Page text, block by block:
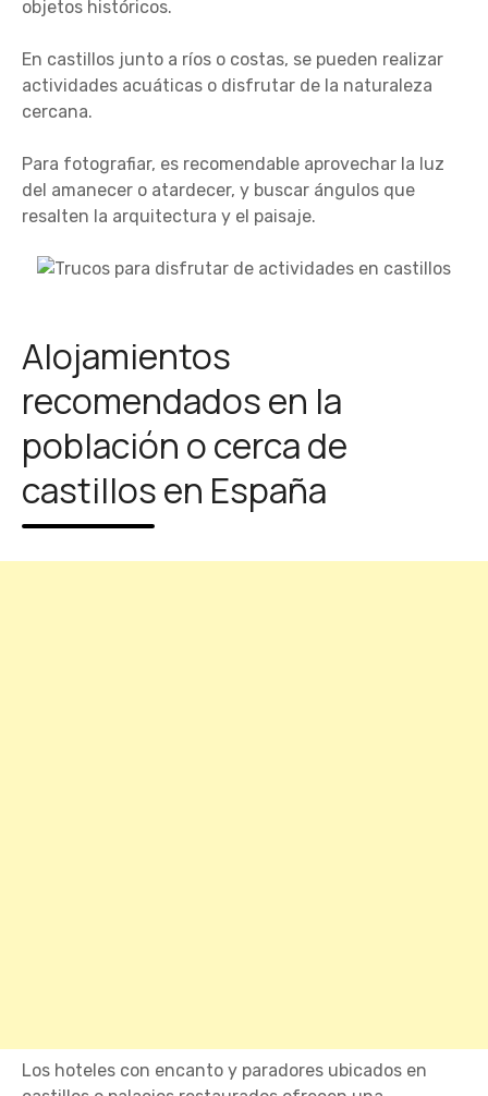
objetos históricos.
En castillos junto a ríos o costas, se pueden realizar
actividades acuáticas o disfrutar de la naturaleza
cercana.
Para fotografiar, es recomendable aprovechar la luz
del amanecer o atardecer, y buscar ángulos que
resalten la arquitectura y el paisaje.
Alojamientos
recomendados en la
población o cerca de
castillos en España
Los hoteles con encanto y paradores ubicados en